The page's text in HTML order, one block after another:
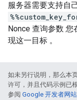
服务器需要支持自
Nonce 查询参数
现这一目标 。
如未另行说明，那么本
许可，并且代码示例已
参阅 Google 开发者网